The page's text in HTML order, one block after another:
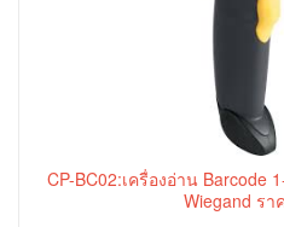
CP-BC02:เครื่องอ่าน Barcode
Wiegand รา